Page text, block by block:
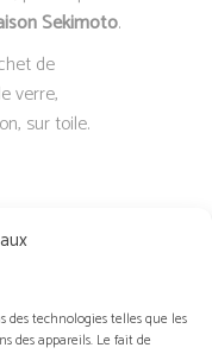
des technologies telles que les
des appareils. Le fait de
Sekimoto.
de
verre,
sur toile.